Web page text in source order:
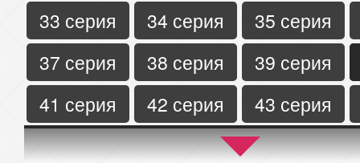
33 серия
34 серия
35 серия
37 серия
38 серия
39 серия
41 серия
42 серия
43 серия
45 серия
46 серия